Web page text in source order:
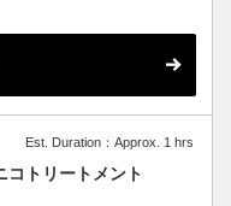
Est. Duration：Approx. 1 hrs
コトリートメント